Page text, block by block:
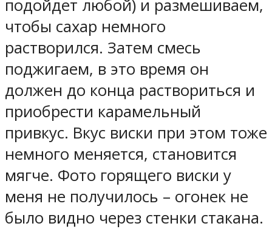
подойдет любой) и размешиваем,
чтобы сахар немного
растворился. Затем смесь
поджигаем, в это время он
должен до конца раствориться и
приобрести карамельный
привкус. Вкус виски при этом тоже
немного меняется, становится
мягче. Фото горящего виски у
меня не получилось – огонек не
было видно через стенки стакана.